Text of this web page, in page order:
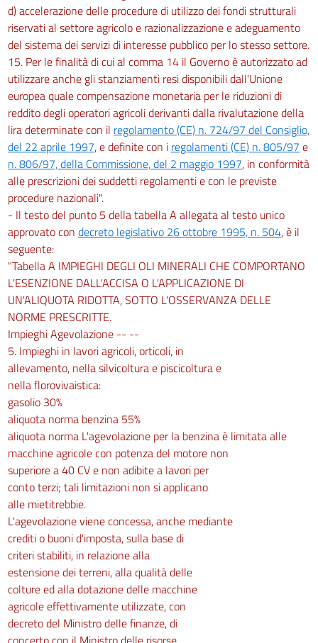
d) accelerazione delle procedure di utilizzo dei fondi strutturali
riservati al settore agricolo e razionalizzazione e adeguamento
del sistema dei servizi di interesse pubblico per lo stesso settore.
15. Per le finalità di cui al comma 14 il Governo è autorizzato ad
utilizzare anche gli stanziamenti resi disponibili dall'Unione
europea quale compensazione monetaria per le riduzioni di
reddito degli operatori agricoli derivanti dalla rivalutazione della
lira determinate con il regolamento (CE) n. 724/97 del Consiglio,
del 22 aprile 1997, e definite con i regolamenti (CE) n. 805/97 e
n. 806/97, della Commissione, del 2 maggio 1997, in conformità
alle prescrizioni dei suddetti regolamenti e con le previste
procedure nazionali".
- Il testo del punto 5 della tabella A allegata al testo unico
approvato con decreto legislativo 26 ottobre 1995, n. 504, è il
seguente:
"Tabella A IMPIEGHI DEGLI OLI MINERALI CHE COMPORTANO
L'ESENZIONE DALL'ACCISA O L'APPLICAZIONE DI
UN'ALIQUOTA RIDOTTA, SOTTO L'OSSERVANZA DELLE
NORME PRESCRITTE.
Impieghi Agevolazione -- --
5. Impieghi in lavori agricoli, orticoli, in
allevamento, nella silvicoltura e piscicoltura e
nella florovivaistica:
gasolio 30%
aliquota norma benzina 55%
aliquota norma L'agevolazione per la benzina è limitata alle
macchine agricole con potenza del motore non
superiore a 40 CV e non adibite a lavori per
conto terzi; tali limitazioni non si applicano
alle mietitrebbie.
L'agevolazione viene concessa, anche mediante
crediti o buoni d'imposta, sulla base di
criteri stabiliti, in relazione alla
estensione dei terreni, alla qualità delle
colture ed alla dotazione delle macchine
agricole effettivamente utilizzate, con
decreto del Ministro delle finanze, di